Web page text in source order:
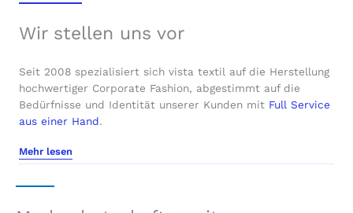
Wir stellen uns vor
Seit 2008 spezialisiert sich vista textil auf die Herstellung
hochwertiger Corporate Fashion, abgestimmt auf die
Bedürfnisse und Identität unserer Kunden mit Full Service
aus einer Hand.
Mehr lesen